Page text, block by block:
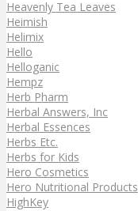
Heavenly Tea Leaves
Heimish
Helimix
Hello
Helloganic
Hempz
Herb Pharm
Herbal Answers, Inc
Herbal Essences
Herbs Etc.
Herbs for Kids
Hero Cosmetics
Hero Nutritional Products
HighKey